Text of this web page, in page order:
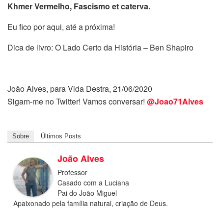
Khmer Vermelho, Fascismo et caterva.
Eu fico por aqui, até a próxima!
Dica de livro: O Lado Certo da História – Ben Shapiro
João Alves, para Vida Destra, 21/06/2020
Sigam-me no Twitter! Vamos conversar! @Joao71Alves
Sobre Últimos Posts
João Alves
Professor
Casado com a Luciana
Pai do João Miguel
Apaixonado pela família natural, criação de Deus.